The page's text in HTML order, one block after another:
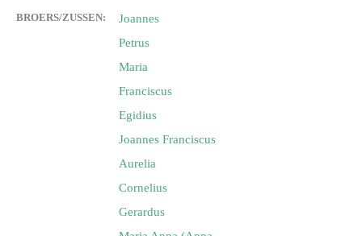
BROERS/ZUSSEN:
Joannes
Petrus
Maria
Franciscus
Egidius
Joannes Franciscus
Aurelia
Cornelius
Gerardus